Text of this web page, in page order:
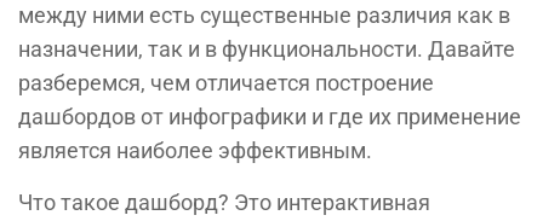
между ними есть существенные различия как в
назначении, так и в функциональности. Давайте
разберемся, чем отличается построение
дашбордов от инфографики и где их применение
является наиболее эффективным.
Что такое дашборд? Это интерактивная